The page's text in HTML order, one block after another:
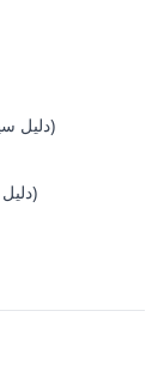
Passport and Visa Photos: دليل سير عمل عملي (2026)
Image Text Translation: دليل سير عمل عملي (2026)